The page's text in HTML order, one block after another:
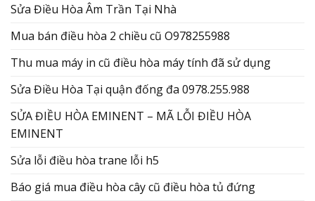
Sửa Điều Hòa Âm Trần Tại Nhà
Mua bán điều hòa 2 chiều cũ O978255988
Thu mua máy in cũ điều hòa máy tính đã sử dụng
Sửa Điều Hòa Tại quận đống đa 0978.255.988
SỬA ĐIỀU HÒA EMINENT – MÃ LỖI ĐIỀU HÒA
EMINENT
Sửa lỗi điều hòa trane lỗi h5
Báo giá mua điều hòa cây cũ điều hòa tủ đứng